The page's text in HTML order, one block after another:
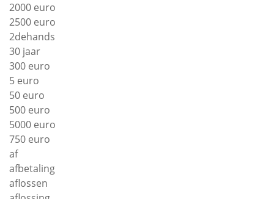
2000 euro
2500 euro
2dehands
30 jaar
300 euro
5 euro
50 euro
500 euro
5000 euro
750 euro
af
afbetaling
aflossen